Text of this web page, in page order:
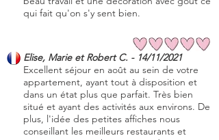
qui fait qu'on s'y sent bien.
Elise, Marie et Robert C. - 14/11/2021
Excellent séjour en août au sein de votre
appartement, ayant tout à disposition et
dans un état plus que parfait. Très bien
situé et ayant des activités aux environs. De
plus, l'idée des petites affiches nous
conseillant les meilleurs restaurants et